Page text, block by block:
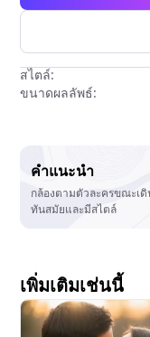
สไตล์:
ขนาดผลลัพธ์:
คำแนะนำ
กล้องตามตัวละครขณะเ
ทันสมัยและมีสไตล์
เพิ่มเติมเช่นนี้